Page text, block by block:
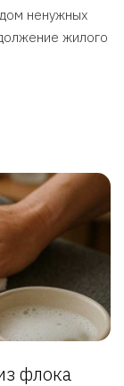
ненужных
жилого
флока